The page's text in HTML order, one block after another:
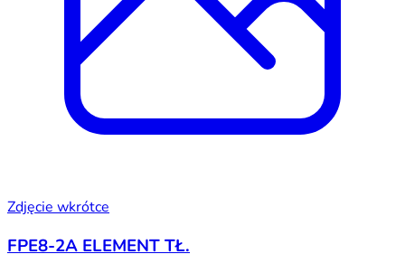
Zdjęcie wkrótce
FPE8-2A ELEMENT TŁ.